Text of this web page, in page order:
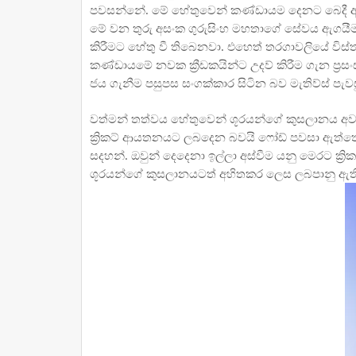
පවසන්නේ. මේ හේතුවෙන් කණ්ඩායම දෙනට බෙදී
මේ වන තුරු අසංක ගුරුසිංහ මහතාගේ සේවය
කිරීමට හේතු වී තිබෙනවා. එහෙත් තරගාවලියේ
කණ්ඩායමේ නවක ක්‍රීඩකයින්ට උදව් කිරීම ගැන
ජය ගැනීම පසුපස සංගක්කාර සිටින බව මැතිව්ස්
වත්මන් තත්වය හේතුවෙන් ශූරයන්ගේ කුසලානය
ක්‍රිකට් ආයතනයට ලබදෙන බවයි ෆෝඩ් පවසා
සදහන්. ඔවුන් දෙදෙනා ඉල්ලා අස්වීම යනු මෙරට
ශූරයන්ගේ කුසලානයටත් අහිතකර ලෙස ලබපානු